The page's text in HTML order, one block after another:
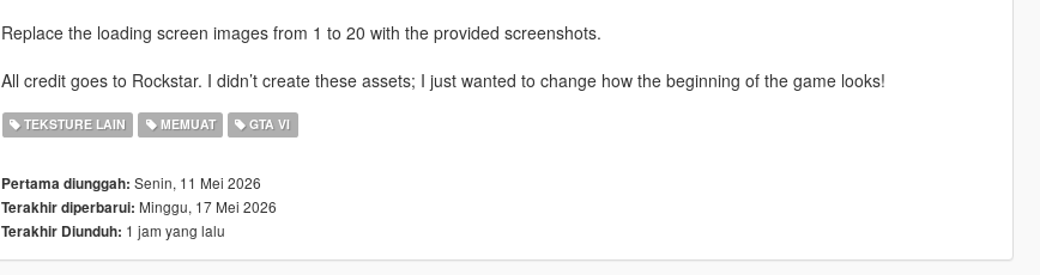
Replace the loading screen images from 1 to 20 with the provided screenshots.
All credit goes to Rockstar. I didn’t create these assets; I just wanted to change how the beginning of the game looks!
TEKSTURE LAIN MEMUAT GTA VI
Pertama diunggah: Senin, 11 Mei 2026
Terakhir diperbarui: Minggu, 17 Mei 2026
Terakhir Diunduh: 1 jam yang lalu